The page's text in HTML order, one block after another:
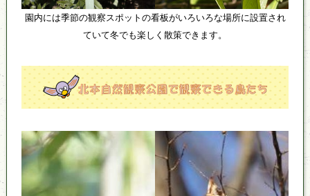
園内には季節の観察スポットの看板がいろいろな場所に設置され
ていて冬でも楽しく散策できます。